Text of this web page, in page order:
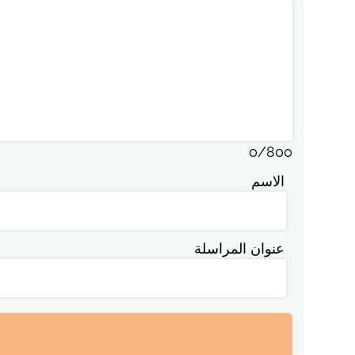
0/800
الاسم
عنوان المراسلة